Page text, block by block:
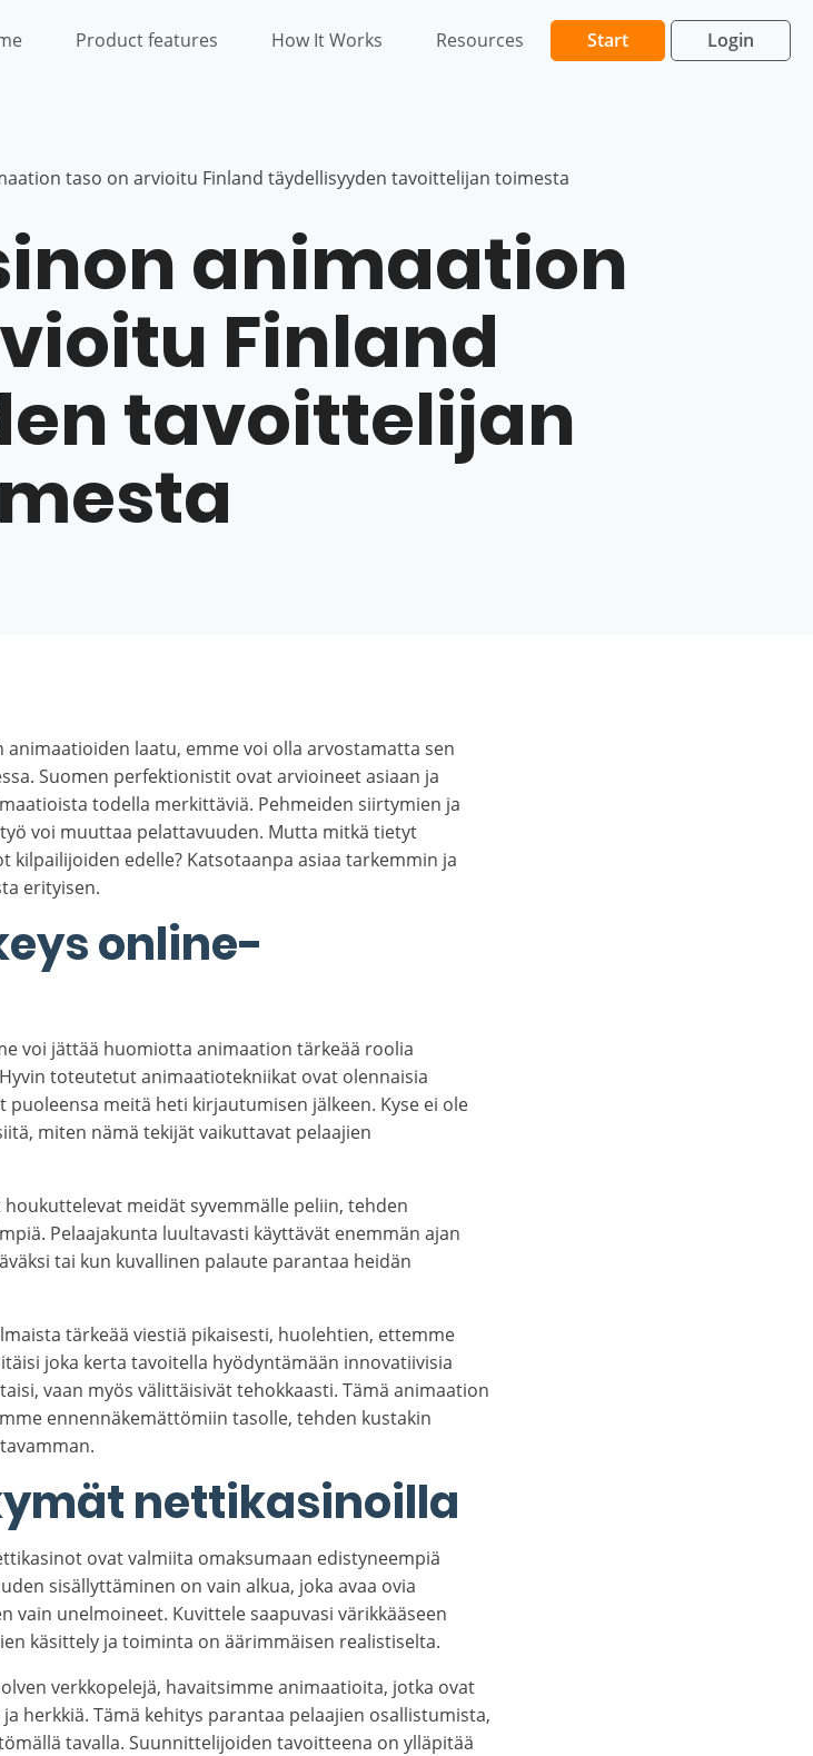
Product features How It Works Resources Start Login
taso on arvioitu Finland täydellisyyden tavoittelijan toimesta
animaation
Finland
tavoittelijan
animaatioiden laatu, emme voi olla arvostamatta sen
Suomen perfektionistit ovat arvioineet asiaan ja
todella merkittäviä. Pehmeiden siirtymien ja
voi muuttaa pelattavuuden. Mutta mitkä tietyt
edelle? Katsotaanpa asiaa tarkemmin ja
erityisen.
online-
voi jättää huomiotta animaation tärkeää roolia
toteutetut animaatiotekniikat ovat olennaisia
meitä heti kirjautumisen jälkeen. Kyse ei ole
miten nämä tekijät vaikuttavat pelaajien
meidät syvemmälle peliin, tehden
Pelaajakunta luultavasti käyttävät enemmän ajan
tai kun kuvallinen palaute parantaa heidän
tärkeää viestiä pikaisesti, huolehtien, ettemme
joka kerta tavoitella hyödyntämään innovatiivisia
vaan myös välittäisivät tehokkaasti. Tämä animaation
ennennäkemättömiin tasolle, tehden kustakin
nettikasinoilla
ovat valmiita omaksumaan edistyneempiä
sisällyttäminen on vain alkua, joka avaa ovia
vain unelmoineet. Kuvittele saapuvasi värikkääseen
käsittely ja toiminta on äärimmäisen realistiselta.
verkkopelejä, havaitsimme animaatioita, jotka ovat
herkkiä. Tämä kehitys parantaa pelaajien osallistumista,
tavalla. Suunnittelijoiden tavoitteena on ylläpitää